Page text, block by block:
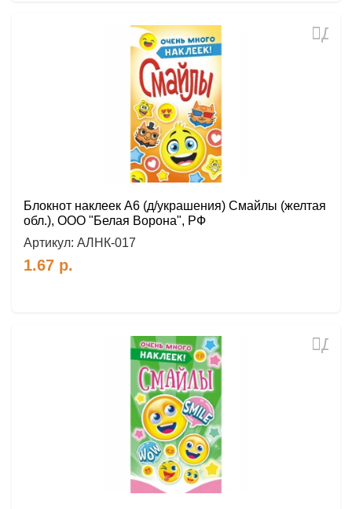
Блокнот наклеек А6 (д/украшения) Смайлы (желтая
обл.), ООО "Белая Ворона", РФ
Артикул: АЛНК-017
1.67 р.